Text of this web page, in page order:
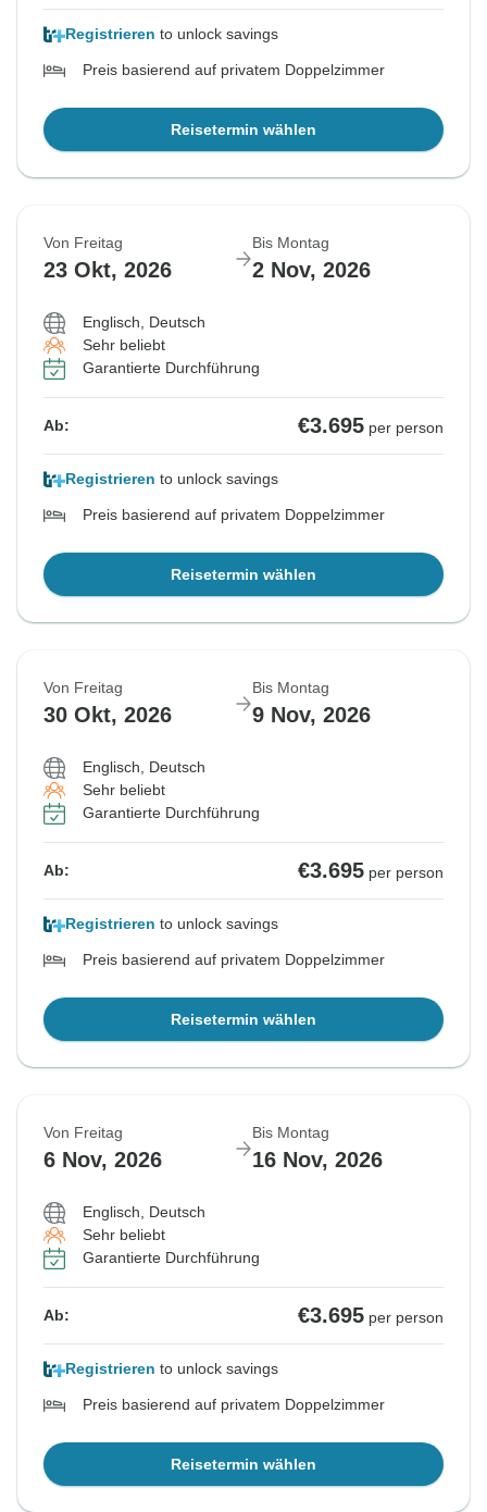
Registrieren to unlock savings
Preis basierend auf privatem Doppelzimmer
Reisetermin wählen
Von Freitag
23 Okt, 2026
Bis Montag
2 Nov, 2026
Englisch, Deutsch
Sehr beliebt
Garantierte Durchführung
Ab: €3.695 per person
Registrieren to unlock savings
Preis basierend auf privatem Doppelzimmer
Reisetermin wählen
Von Freitag
30 Okt, 2026
Bis Montag
9 Nov, 2026
Englisch, Deutsch
Sehr beliebt
Garantierte Durchführung
Ab: €3.695 per person
Registrieren to unlock savings
Preis basierend auf privatem Doppelzimmer
Reisetermin wählen
Von Freitag
6 Nov, 2026
Bis Montag
16 Nov, 2026
Englisch, Deutsch
Sehr beliebt
Garantierte Durchführung
Ab: €3.695 per person
Registrieren to unlock savings
Preis basierend auf privatem Doppelzimmer
Reisetermin wählen